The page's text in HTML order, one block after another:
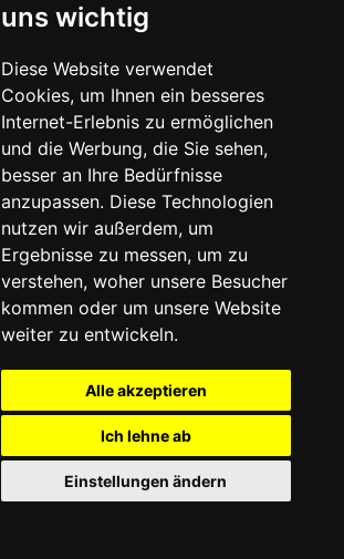
uns wichtig
Diese Website verwendet
Cookies, um Ihnen ein besseres
Internet-Erlebnis zu ermöglichen
und die Werbung, die Sie sehen,
besser an Ihre Bedürfnisse
anzupassen. Diese Technologien
nutzen wir außerdem, um
Ergebnisse zu messen, um zu
verstehen, woher unsere Besucher
kommen oder um unsere Website
weiter zu entwickeln.
Alle akzeptieren
Ich lehne ab
Einstellungen ändern